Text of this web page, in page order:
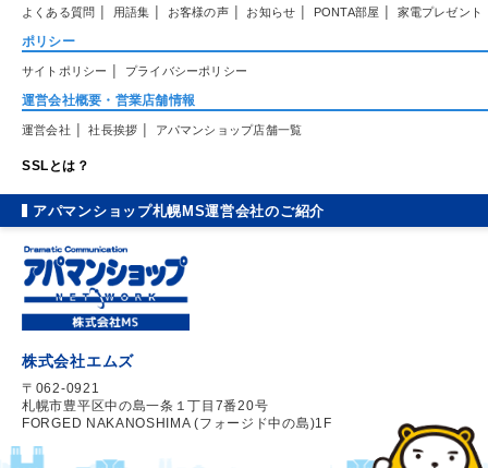
よくある質問 | 用語集 | お客様の声| お知らせ | PONTA部屋 | 家電プレゼント
ポリシー
サイトポリシー | プライバシーポリシー
運営会社概要・営業店舗情報
運営会社 | 社長挨拶 | アパマンショップ店舗一覧
SSLとは？
アパマンショップ札幌MS運営会社のご紹介
株式会社エムズ
〒062-0921
札幌市豊平区中の島一条１丁目7番20号
FORGED NAKANOSHIMA (フォージド中の島)1F